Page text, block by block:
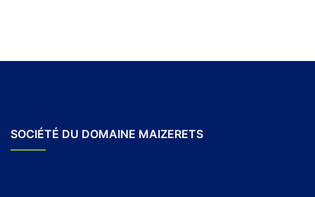
SOCIÉTÉ DU DOMAINE MAIZERETS